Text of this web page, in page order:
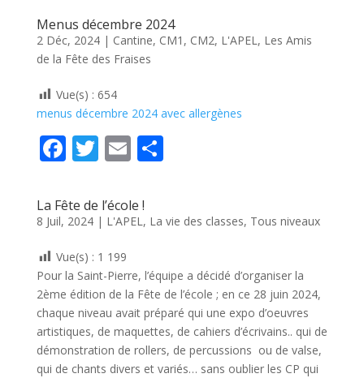
e
b
o
o
k
itt
er
ai
l
ta
g
Menus décembre 2024
2 Déc, 2024| Cantine, CM1 , CM2, L'APEL , Les Amis
de la Fête des Fraises
Vue(s) : 654
menus décembre 2024 avec allergènes
F
e
b
o
o
k
T
itt
er
E
ai
l
P
g
La Fête de l’école !
8 Juil, 2024| L'APEL, La vie des classes, Tous niveaux
Vue(s) : 1 199
Pour la Saint-Pierre, l’équipe a décidé d’organiser la
2ème édition de la Fête de l’école ; en ce 28 juin 2024,
chaque niveau avait préparé qui une expo d’oeuvres
artistiques, de maquettes, de cahiers d’écrivains.. qui de
démonstration de rollers, de percussions ou de valse,
qui de chants divers et variés… sans oublier les CP qui